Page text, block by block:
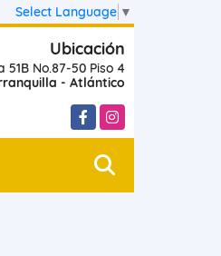
Select Language ▼
Ubicación
51B No.87-50 Piso 4
- Atlántico
FacebookInstagram